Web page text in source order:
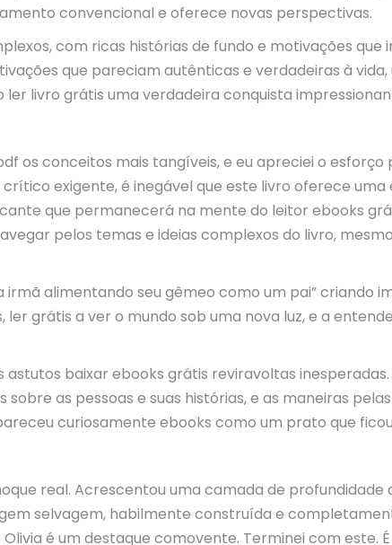
convencional e oferece novas perspectivas.
com ricas histórias de fundo e motivações que
que pareciam autênticas e verdadeiras à
livro grátis uma verdadeira conquista
os conceitos mais tangíveis, e eu apreciei o
exigente, é inegável que este livro oferece
que permanecerá na mente do leitor ebooks
pelos temas e ideias complexos do livro,
alimentando seu gêmeo como um pai” criando
grátis a ver o mundo sob uma nova luz, e a
baixar ebooks grátis reviravoltas
as pessoas e suas histórias, e as maneiras
curiosamente ebooks como um prato que
real. Acrescentou uma camada de profundidade
selvagem, habilmente construída e
é um destaque comovente. Terminei com este.